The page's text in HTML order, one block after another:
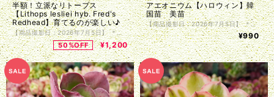
半額！立派なリトープス
【Lithops lesliei hyb. Fred's
Redhead】育てるのが楽しい♪
【商品撮影日：2026年7月5日】 ＊国内仕入れ ＊宅急便（ヤマト便、ゆうパック）ご利用のお客様は鉢付きでのお届けも可能です。ご注文時に希望欄にその旨ご記入ください。 ＊第四種郵便（速達四種、特定記録付き四種）でのお届けの場合、抜き苗で植物のみお届け致します。 ＊植物サイズは写真をご参照くださいませ。 ＊単頭ではない個体につきましては分離してしまう事もございます。植物はお届けまでの間に多少の色の変化・形状の変化がある場合がございます。写真撮影をした植物の現物販売となります。
50%OFF ¥1,200
アエオニウム【ハロウィン】韓
国苗 美苗
【商品撮影日：2026年7月5日】 ＊韓国仕入れ ＊植物サイズは写真をご参照くださいませ。 ＊商品は抜き苗で植物のみお届け致します。入荷時に根の処理を行っているため、発根前のものや微根のものがございます。カット苗とお考え下さい。 ＊単頭ではない個体につきましては分離してしまう事もございます。植物はお届けまでの間に多少の色の変化・形状の変化がある場合がございます。写真撮影をした植物の現物販売となります。
¥990